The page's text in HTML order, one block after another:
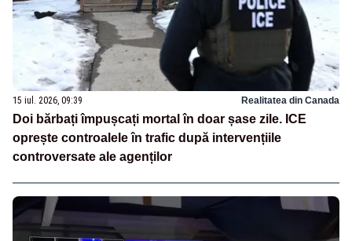
15 iul. 2026, 09:39 Realitatea din Canada
Doi bărbați împușcați mortal în doar șase zile. ICE
oprește controalele în trafic după intervențiile
controversate ale agenților